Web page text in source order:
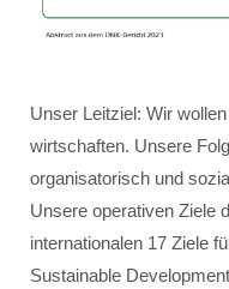
Unser Leitziel: Wir
wirtschaften. Unsere
organisatorisch und
Unsere operativen Ziele
internationalen 17 Ziele
Sustainable